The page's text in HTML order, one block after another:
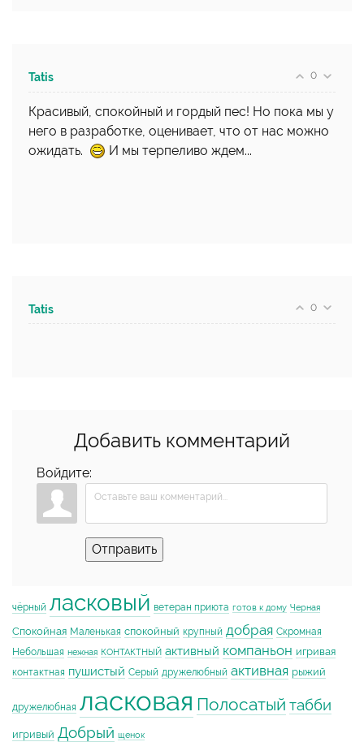
0
Tatis
Красивый, спокойный и гордый пес! Но пока мы у
него в разработке, оценивает, что от нас можно
ожидать.
И мы терпеливо ждем...
0
Tatis
Добавить комментарий
Войдите:
Отправить
чёрный ласковый ветеран приюта готов к дому Черная
Спокойная Маленькая спокойный крупный добрая Скромная
Небольшая нежная КОНТАКТНЫЙ активный компаньон игривая
контактная пушистый Серый дружелюбный активная рыжий
дружелюбная ласковая Полосатый табби
игривый Добрый щенок